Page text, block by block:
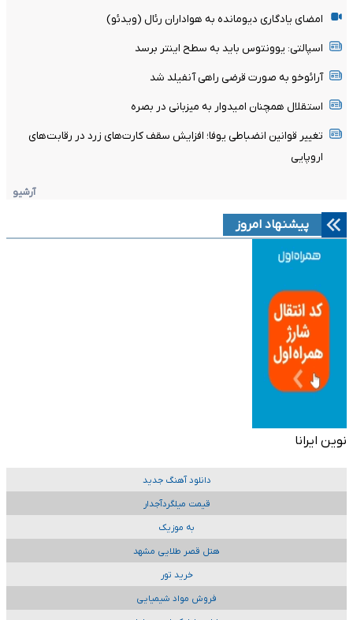
امضای یادگاری دیومانده به هواداران رئال (ویدئو)
اسپالتی: یوونتوس باید به سطح اینتر برسد
آرائوخو به صورت قرضی راهی آنفیلد شد
استقلال همچنان امیدوار به میزبانی در بصره
تغییر قوانین انضباطی یوفا؛ افزایش سقف کارت‌های زرد در رقابت‌های
اروپایی
آرشیو
پیشنهاد امروز
نوین ایرانا
دانلود آهنگ جدید
قیمت میلگردآجدار
به موزیک
هتل قصر طلایی مشهد
خرید تور
فروش مواد شیمیایی